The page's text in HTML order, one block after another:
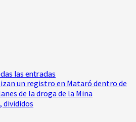
las entradas
un registro en Mataró dentro de
de la droga de la Mina
divididos